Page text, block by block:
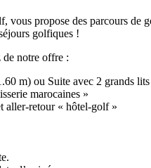
vous propose des parcours
golfiques !
de notre offre :
m) ou Suite avec 2 grands
marocaines »
aller-retour « hôtel-golf »